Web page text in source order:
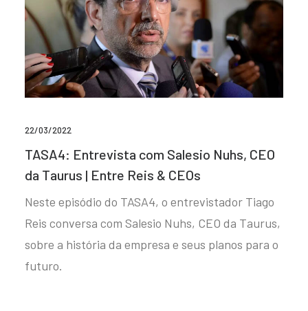
22/03/2022
TASA4: Entrevista com Salesio Nuhs, CEO
da Taurus | Entre Reis & CEOs
Neste episódio do TASA4, o entrevistador Tiago
Reis conversa com Salesio Nuhs, CEO da Taurus,
sobre a história da empresa e seus planos para o
futuro.